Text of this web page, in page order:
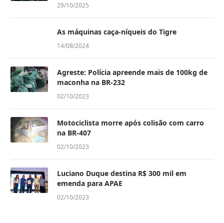
29/10/2025
As máquinas caça-níqueis do Tigre
14/08/2024
Agreste: Polícia apreende mais de 100kg de
maconha na BR-232
02/10/2023
Motociclista morre após colisão com carro
na BR-407
02/10/2023
Luciano Duque destina R$ 300 mil em
emenda para APAE
02/10/2023